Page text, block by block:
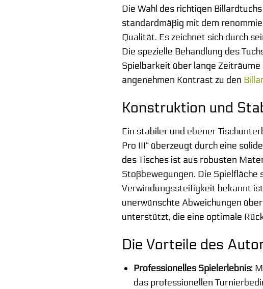
Die Wahl des richtigen
standardmäßig mit dem
Qualität. Es zeichnet sich durch
Die spezielle Behandlung des
Spielbarkeit über lange
angenehmen Kontrast zu den
Konstruktion und
Ein stabiler und ebener
Pro III“ überzeugt durch eine
des Tisches ist aus robusten
Stoßbewegungen. Die
Verwindungssteifigkeit bekannt
unerwünschte Abweichungen
unterstützt, die eine optimale
Die Vorteile des
Professionelles Spielerlebnis:
das professionellen